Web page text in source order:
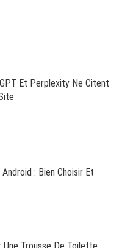
Et Perplexity Ne Citent
Android : Bien Choisir Et